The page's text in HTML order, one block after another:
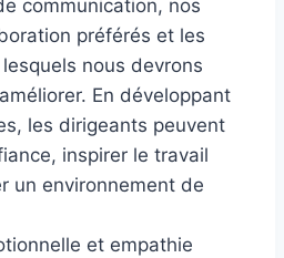
communication, nos
préférés et les
nous devrons
En développant
les dirigeants peuvent
inspirer le travail
un environnement de
et empathie